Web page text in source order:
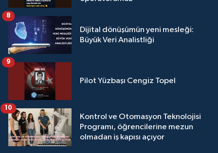
Dijital dönüşümün yeni mesleği:
Büyük Veri Analistliği
8
Pilot Yüzbaşı Cengiz Topel
9
Kontrol ve Otomasyon Teknolojisi
Programı, öğrencilerine mezun
olmadan iş kapısı açıyor
10